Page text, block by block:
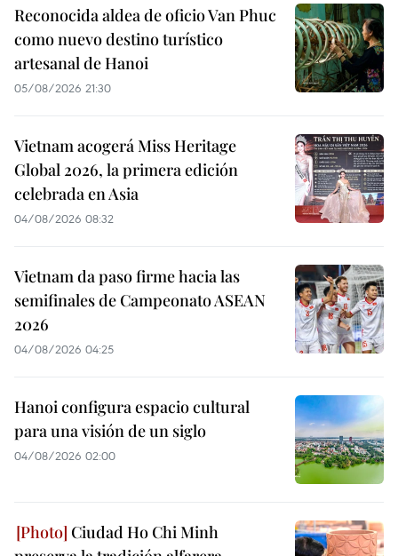
Reconocida aldea de oficio Van Phuc
como nuevo destino turístico
artesanal de Hanoi
05/08/2026 21:30
Vietnam acogerá Miss Heritage
Global 2026, la primera edición
celebrada en Asia
04/08/2026 08:32
Vietnam da paso firme hacia las
semifinales de Campeonato ASEAN
2026
04/08/2026 04:25
Hanoi configura espacio cultural
para una visión de un siglo
04/08/2026 02:00
Ciudad Ho Chi Minh